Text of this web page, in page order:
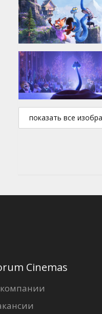
показать все
Cinemas